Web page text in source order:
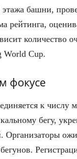
башни,
рейтинга,
количество
World Cup.
фокусе
к
бегу,